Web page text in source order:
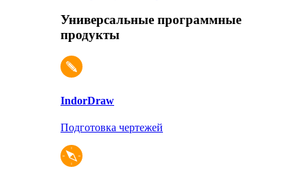
Универсальные программные
продукты
IndorDraw
Подготовка чертежей